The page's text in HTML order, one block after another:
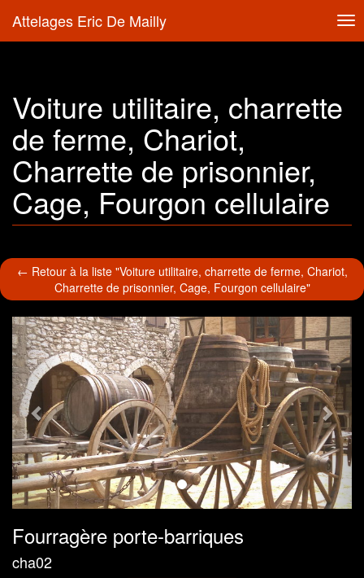
Attelages Eric De Mailly
Voiture utilitaire, charrette
de ferme, Chariot,
Charrette de prisonnier,
Cage, Fourgon cellulaire
← Retour à la liste "Voiture utilitaire, charrette de ferme, Chariot,
Charrette de prisonnier, Cage, Fourgon cellulaire"
Fourragère porte-barriques
cha02